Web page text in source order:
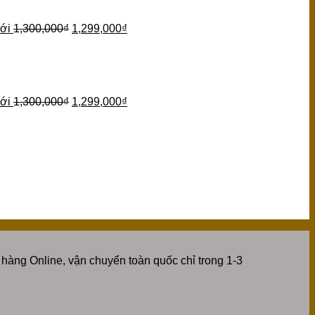
1,300,000₫ 1,299,000₫
1,300,000₫ 1,299,000₫
Online, vận chuyển toàn quốc chỉ trong 1-3